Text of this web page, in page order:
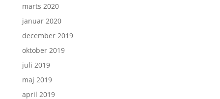
marts 2020
januar 2020
december 2019
oktober 2019
juli 2019
maj 2019
april 2019